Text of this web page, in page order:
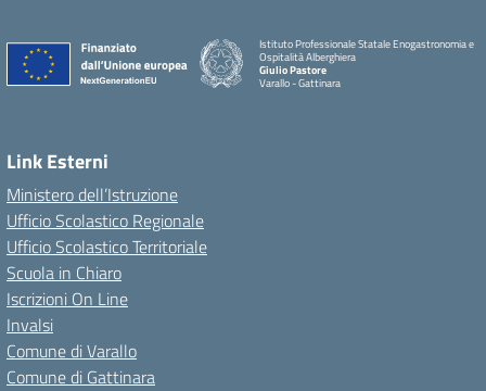
Istituto Professionale Statale Enogastronomia e
Ospitalità Alberghiera
Giulio Pastore
Varallo - Gattinara
Link Esterni
Ministero dell’Istruzione
Ufficio Scolastico Regionale
Ufficio Scolastico Territoriale
Scuola in Chiaro
Iscrizioni On Line
Invalsi
Comune di Varallo
Comune di Gattinara